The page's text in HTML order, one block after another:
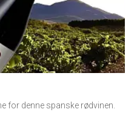
for denne spanske rødvinen.